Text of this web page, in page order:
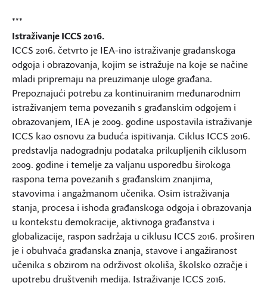
***
Istraživanje ICCS 2016.
ICCS 2016. četvrto je IEA-ino istraživanje građanskoga
odgoja i obrazovanja, kojim se istražuje na koje se načine
mladi pripremaju na preuzimanje uloge građana.
Prepoznajući potrebu za kontinuiranim međunarodnim
istraživanjem tema povezanih s građanskim odgojem i
obrazovanjem, IEA je 2009. godine uspostavila istraživanje
ICCS kao osnovu za buduća ispitivanja. Ciklus ICCS 2016.
predstavlja nadogradnju podataka prikupljenih ciklusom
2009. godine i temelje za valjanu usporedbu širokoga
raspona tema povezanih s građanskim znanjima,
stavovima i angažmanom učenika. Osim istraživanja
stanja, procesa i ishoda građanskoga odgoja i obrazovanja
u kontekstu demokracije, aktivnoga građanstva i
globalizacije, raspon sadržaja u ciklusu ICCS 2016. proširen
je i obuhvaća građanska znanja, stavove i angažiranost
učenika s obzirom na održivost okoliša, školsko ozračje i
upotrebu društvenih medija. Istraživanje ICCS 2016.